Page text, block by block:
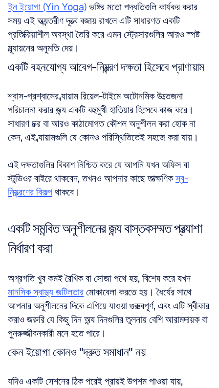
ইন ইয়োগা (Yin Yoga) ভঙ্গির মতো পদ্ধতিগুলি কার্যকর করার
সময় এই অভ্যন্তরীণ দূরত্ব বজায় রাখলে এটি সাধারণত একটি
প্রতিক্রিয়াশীল অবস্থা তৈরি করে এমন স্ট্রেসারগুলির আরও স্পষ্ট
মূল্যায়নের অনুমতি দেয়।
একটি বহনযোগ্য আবেগ-নিয়ন্ত্রণ দক্ষতা হিসেবে প্রাণায়াম
শ্বাস-প্রশ্বাসের ব্যায়াম রিয়েল-টাইমে অটোনমিক উত্তেজনা
পরিচালনা করার জন্য একটি বহুমুখী হাতিয়ার হিসেবে কাজ করে।
সাধারণ চক্র বা আরও কাঠামোগত কৌশল অনুশীলন করা হোক না
কেন, এই ব্যায়ামগুলি যে কোনও পরিস্থিতিতেই সহজে করা যায়।
এই দক্ষতাগুলির বিকাশ নিশ্চিত করে যে আপনি যখন অফিস বা
স্টুডিওর বাইরে থাকবেন, তখনও আপনার কাছে তাত্ক্ষণিক স্ব-
নিয়ন্ত্রণের বিকল্প থাকবে।
একটি সমন্বিত অনুশীলনের জন্য বাস্তবসম্মত প্রত্যাশা
নির্ধারণ করা
মানসিক স্বাস্থ্য জটিলতার মোকাবেলা করতে হয়। ধৈর্যের সাথে
আপনার অনুশীলনের দিকে এগিয়ে যাওয়া গুরুত্বপূর্ণ, এবং এটি স্বীকার
করাও জরুরি যে কিছু দিন অন্য দিনগুলির তুলনায় বেশি আরামদায়ক বা
পুনরুজ্জীবনকারী মনে হতে পারে।
কেন ইয়োগা কোনও "দ্রুত সমাধান" নয়
যদিও একটি সেশনের ঠিক পরেই প্রায়ই উপশম পাওয়া যায়,